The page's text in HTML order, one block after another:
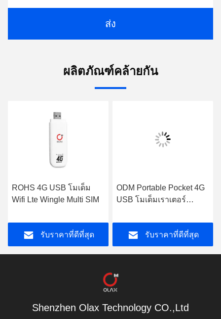
ส่ง
ผลิตภัณฑ์คล้ายกัน
ROHS 4G USB โมเด็ม
Wifi Lte Wingle Multi SIM
รับราคาที่ดีที่สุด
ODM Portable Pocket 4G
USB โมเด็มเราเตอร์
สำหรับอุปกรณ์อัจฉริยะ
รับราคาที่ดีที่สุด
Shenzhen Olax Technology CO.,Ltd